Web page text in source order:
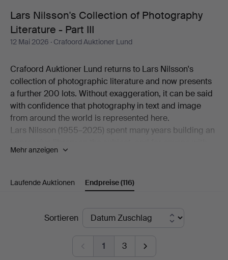
Literature
Part
III
Lars Nilsson's Collection of Photography
Literature - Part III
12 Mai 2026 · Crafoord Auktioner Lund
Crafoord Auktioner Lund returns to Lars Nilsson's
collection of photographic literature and now presents
a further 200 lots. Without exaggeration, it can be said
with confidence that photography in text and image
from around the world is represented here.
Lars Nilsson (1955–2025) spent many years building an
an interest in photography this is a wonderful
about photography, image, colour and form.
Mehr anzeigen
Laufende Auktionen Endpreise(116)
EndpreiseSortieren
1 3